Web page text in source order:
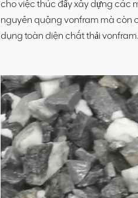
cho việc thúc đẩy xây dựng các
nguyên quặng vonfram mà còn
dụng toàn diện chất thải vonfram.